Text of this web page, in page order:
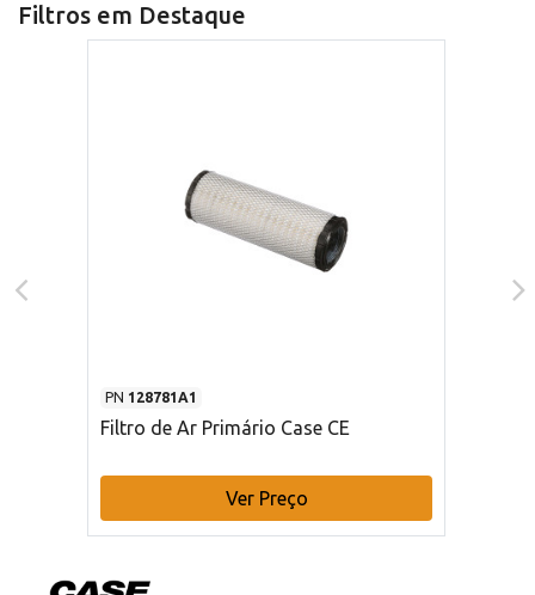
Filtros em Destaque
PN 128781A1
Filtro de Ar Primário Case CE
Ver Preço